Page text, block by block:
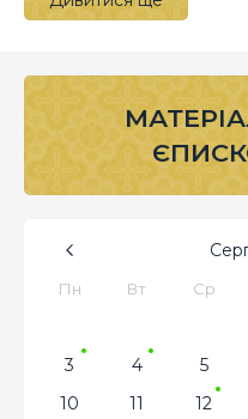
Пн Вт Ср
3
4 5
10
11 12